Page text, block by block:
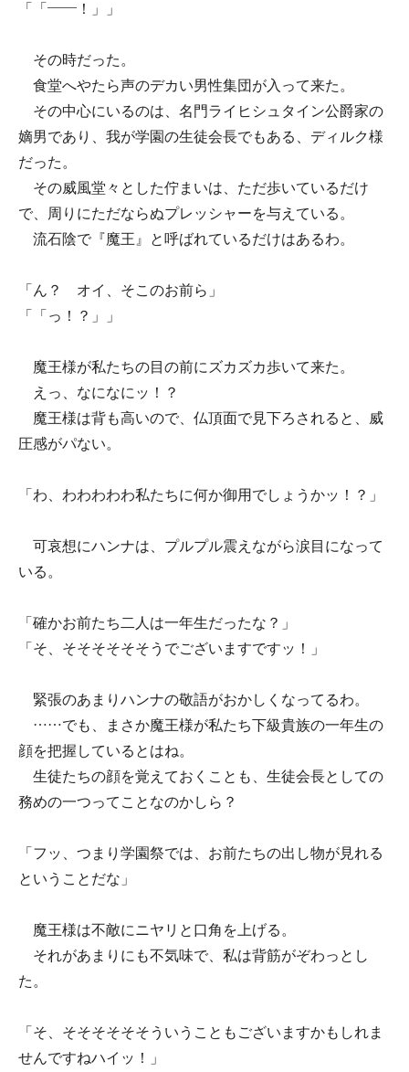
「「――！」」
その時だった。
食堂へやたら声のデカい男性集団が入って来た。
その中心にいるのは、名門ライヒシュタイン公爵家の
嫡男であり、我が学園の生徒会長でもある、ディルク様
だった。
その威風堂々とした佇まいは、ただ歩いているだけ
で、周りにただならぬプレッシャーを与えている。
流石陰で『魔王』と呼ばれているだけはあるわ。
「ん？ オイ、そこのお前ら」
「「っ！？」」
魔王様が私たちの目の前にズカズカ歩いて来た。
えっ、なになにッ！？
魔王様は背も高いので、仏頂面で見下ろされると、威
圧感がパない。
「わ、わわわわわ私たちに何か御用でしょうかッ！？」
可哀想にハンナは、プルプル震えながら涙目になって
いる。
「確かお前たち二人は一年生だったな？」
「そ、そそそそそそうでございますですッ！」
緊張のあまりハンナの敬語がおかしくなってるわ。
……でも、まさか魔王様が私たち下級貴族の一年生の
顔を把握しているとはね。
生徒たちの顔を覚えておくことも、生徒会長としての
務めの一つってことなのかしら？
「フッ、つまり学園祭では、お前たちの出し物が見れる
ということだな」
魔王様は不敵にニヤリと口角を上げる。
それがあまりにも不気味で、私は背筋がぞわっとし
た。
「そ、そそそそそそういうこともございますかもしれま
せんですねハイッ！」